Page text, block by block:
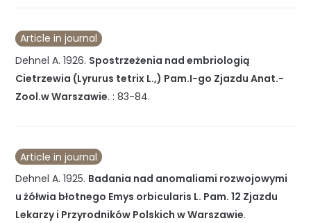
Article in journal
Dehnel A. 1926. Spostrzeżenia nad embriologią
Cietrzewia (Lyrurus tetrix L.,) Pam.I-go Zjazdu Anat.-
Zool.w Warszawie. :83-84.
Article in journal
Dehnel A. 1925. Badania nad anomaliami rozwojowymi
u żółwia błotnego Emys orbicularis L. Pam. 12 Zjazdu
Lekarzy i Przyrodników Polskich w Warszawie.